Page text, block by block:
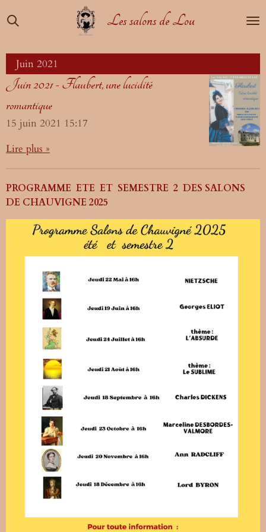
Passer
au
principal
Les salons de Lou
Juin 2021
Juin 2021 - Flaubert, une lucidité
romantique
15 juin 2021 15:17
Lire plus »
PROGRAMME ETE ET SEMESTRE 2 DES SALONS
DE CHAUVIGNE 2025